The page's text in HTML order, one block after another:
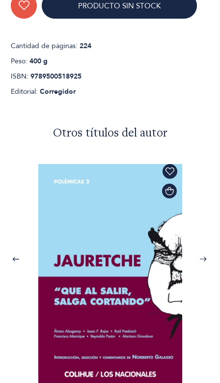
PRODUCTO SIN STOCK
Cantidad de páginas:224
Peso:400 g
ISBN:9789500518925
Editorial:Corregidor
Otros títulos del autor